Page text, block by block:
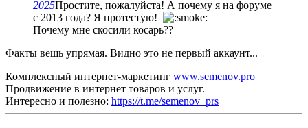
2025Простите, пожалуйста! А почему я на форуме
с 2013 года? Я протестую!
Почему мне скосили косарь??
Факты вещь упрямая. Видно это не первый аккаунт...
Комплексный интернет-маркетинг www.semenov.pro
Продвижение в интернет товаров и услуг.
Интересно и полезно: https://t.me/semenov_prs